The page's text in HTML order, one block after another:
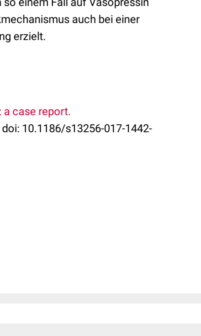
auch bei einer
erzielt.
a case report.
doi: 10.1186/s13256-017-1442-